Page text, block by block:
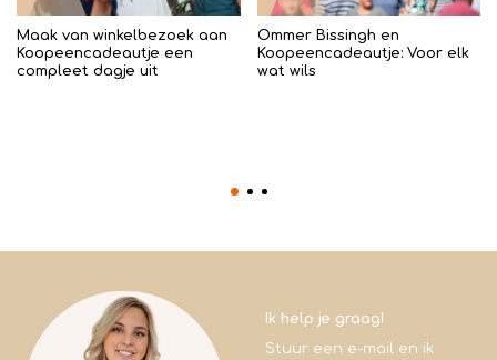
Maak van winkelbezoek aan
Koopeencadeautje een
compleet dagje uit
Ommer Bissingh en
Koopeencadeautje: Voor elk
wat wils
Ik help je graag!
Stuur een e-mail en ik